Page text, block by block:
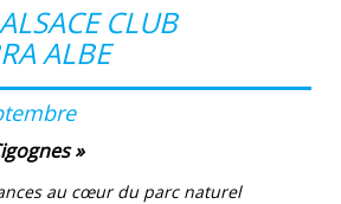
CLUB
ALBE
s »
au cœur du parc naturel